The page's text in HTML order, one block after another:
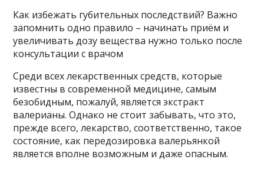
Как избежать губительных последствий? Важно
запомнить одно правило – начинать приём и
увеличивать дозу вещества нужно только после
консультации с врачом
Среди всех лекарственных средств, которые
известны в современной медицине, самым
безобидным, пожалуй, является экстракт
валерианы. Однако не стоит забывать, что это,
прежде всего, лекарство, соответственно, такое
состояние, как передозировка валерьянкой
является вполне возможным и даже опасным.